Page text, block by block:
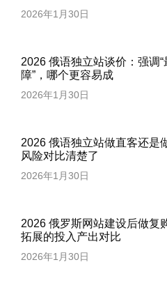
2026年1月30日
2026 俄语独立站谈价：强调“
障”，哪个更容易成
2026年1月30日
2026 俄语独立站做直客还是
风险对比清楚了
2026年1月30日
2026 俄罗斯网站建设后做复
拓展的投入产出对比
2026年1月30日